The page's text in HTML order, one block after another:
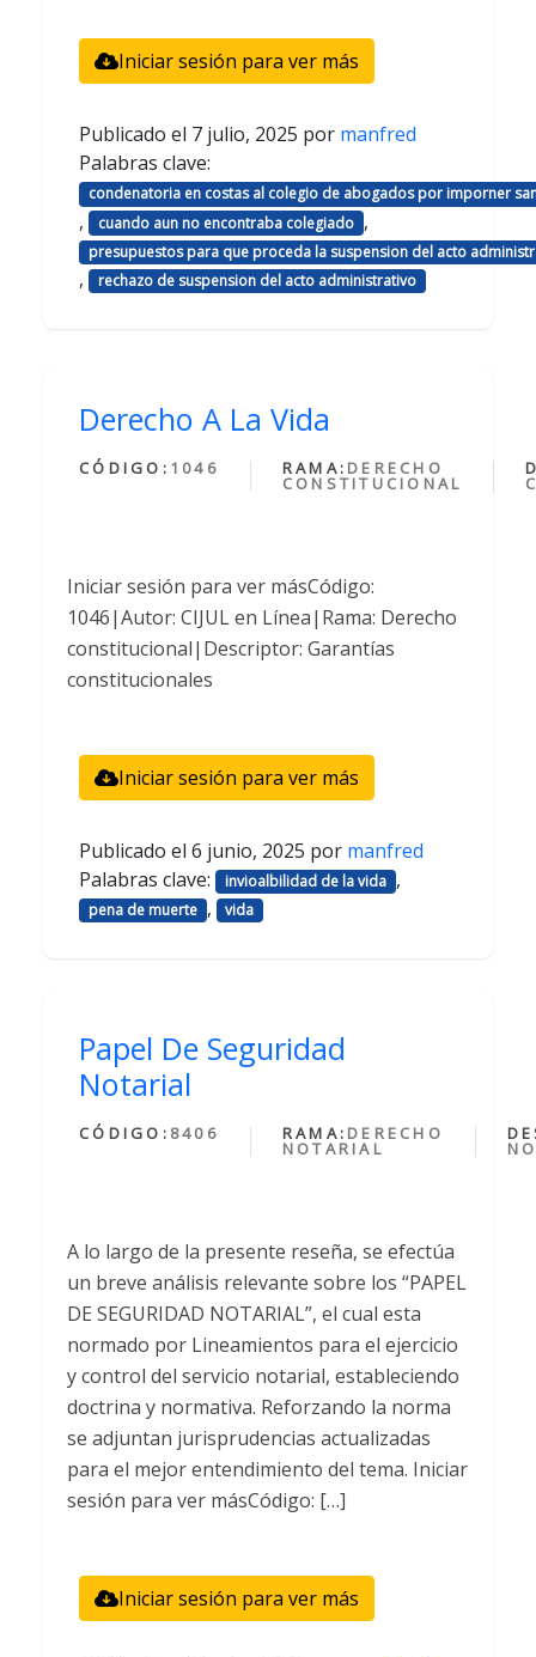
Iniciar sesión para ver más
Publicado el 7 julio, 2025 por manfred
Palabras clave:
condenatoria en costas al colegio de abogados por imporner
, cuando aun no encontraba colegiado ,
presupuestos para que proceda la suspension del acto
, rechazo de suspension del acto administrativo
Derecho A La Vida
CÓDIGO: 1046 RAMA: DERECHO
CONSTITUCIONAL
Iniciar sesión para ver másCódigo:
1046|Autor: CIJUL en Línea|Rama: Derecho
constitucional|Descriptor: Garantías
constitucionales
Iniciar sesión para ver más
Publicado el 6 junio, 2025 por manfred
Palabras clave:
invioalbilidad de la vida ,
pena de muerte , vida
Papel De Seguridad
Notarial
CÓDIGO: 8406 RAMA: DERECHO
NOTARIAL
A lo largo de la presente reseña, se efectúa
un breve análisis relevante sobre los “PAPEL
DE SEGURIDAD NOTARIAL”, el cual esta
normado por Lineamientos para el ejercicio
y control del servicio notarial, estableciendo
doctrina y normativa. Reforzando la norma
se adjuntan jurisprudencias actualizadas
para el mejor entendimiento del tema. Iniciar
sesión para ver másCódigo: […]
Iniciar sesión para ver más